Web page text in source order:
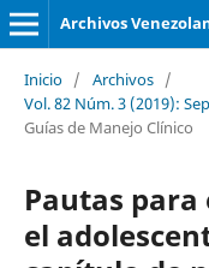
Archivos
Inicio / Archivos /
Vol. 82 Núm. 3 (2019):
Guías de Manejo Clínico
Pautas
el